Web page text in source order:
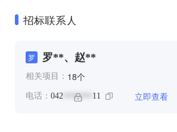
招标联系人
罗 罗**、赵**
相关项目： 18个
电话： 042 ******* 11 立即查看